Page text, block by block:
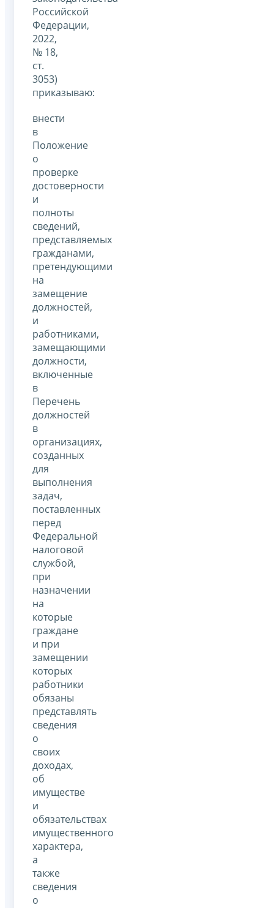
Российской
Федерации,
2022,
№ 18,
ст.
3053)
приказываю:
внести
в
Положение
о
проверке
достоверности
и
полноты
сведений,
представляемых
гражданами,
претендующими
на
замещение
должностей,
и
работниками,
замещающими
должности,
включенные
в
Перечень
должностей
в
организациях,
созданных
для
выполнения
задач,
поставленных
перед
Федеральной
налоговой
службой,
при
назначении
на
которые
граждане
и при
замещении
которых
работники
обязаны
представлять
сведения
о
своих
доходах,
об
имуществе
и
обязательствах
имущественного
характера,
а
также
сведения
о